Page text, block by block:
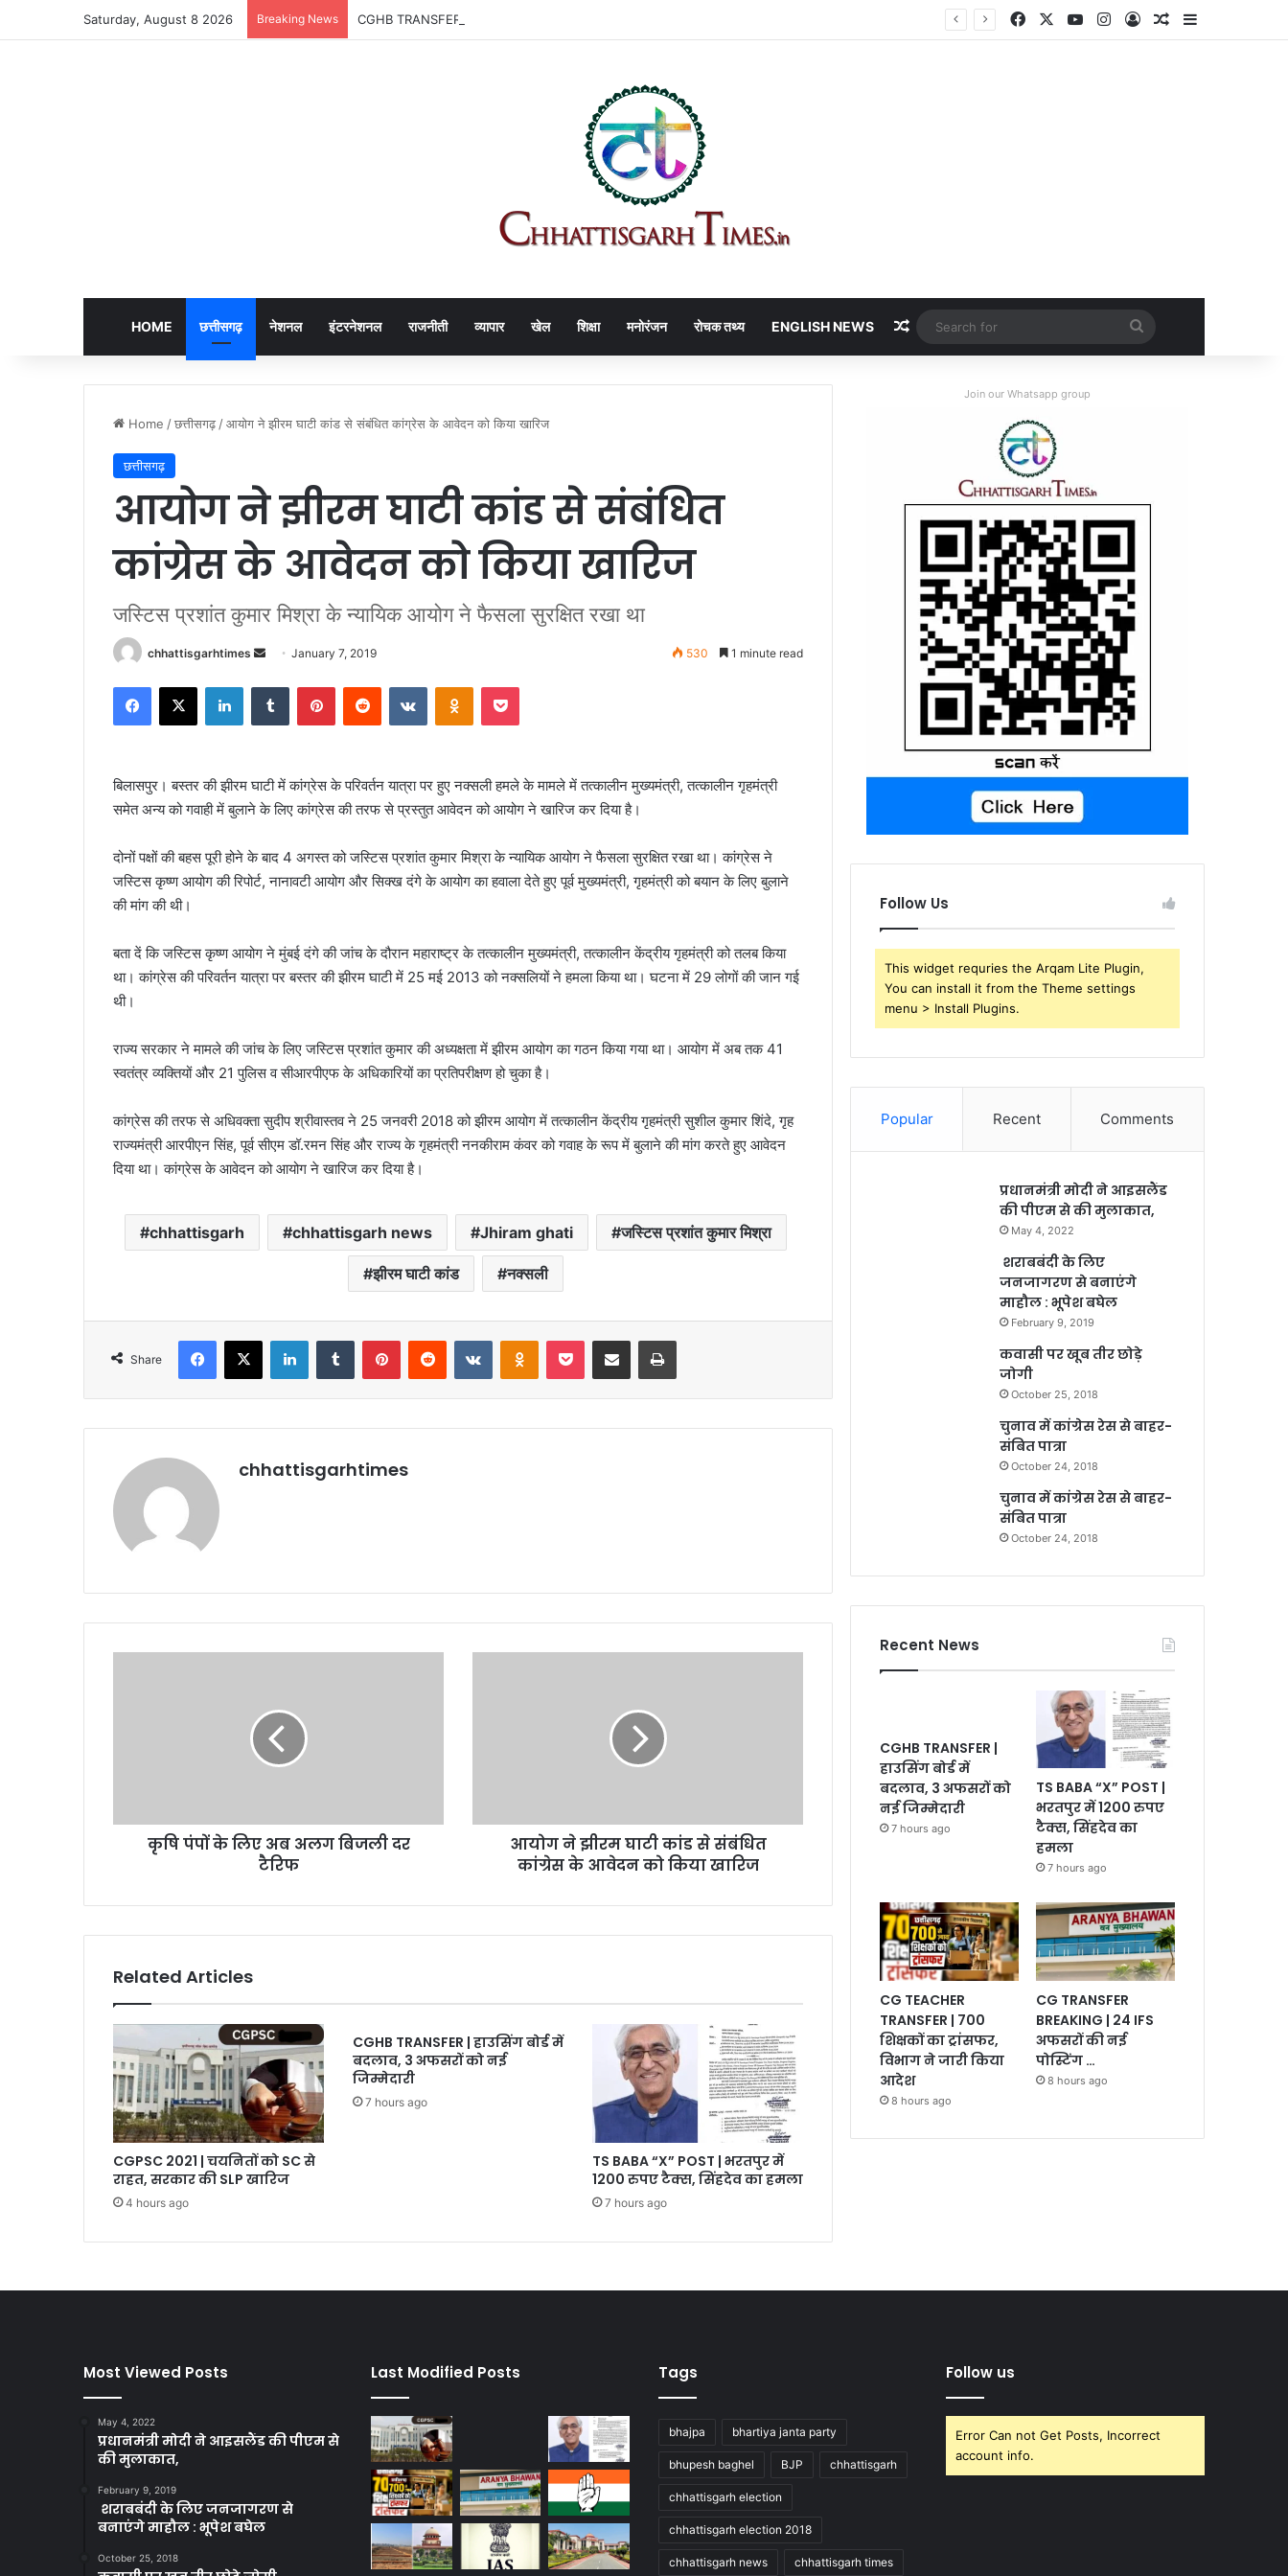
Saturday, August 8 2026 Breaking News CGHB TRANSFER | हाउसिंग बोर्ड में बदलाव, 3 अफसरों को नई जिम्मेदारी FacebookYouTubeInstagram
Log InRandom Article
Sidebar
HOME छत्तीसगढ़ नेशनल इंटरनेशनल राजनीती व्यापार खेल शिक्षा मनोरंजन रोचक तथ्य ENGLISH NEWS Random Article
for
Home /छत्तीसगढ़ /आयोग ने झीरम घाटी कांड से संबंधित कांग्रेस के आवेदन को किया खारिज
छत्तीसगढ़
आयोग ने झीरम घाटी कांड से संबंधित
कांग्रेस के आवेदन को किया खारिज
जस्टिस प्रशांत कुमार मिश्रा के न्यायिक आयोग ने फैसला सुरक्षित रखा था
chhattisgarhtimes
Send
email
January 7, 2019 530 1 minute read
Facebook
X LinkedInTumblr PinterestReddit VKontakteOdnoklassniki
Pocket
बिलासपुर। बस्तर की झीरम घाटी में कांग्रेस के परिवर्तन यात्रा पर हुए नक्सली हमले के मामले में तत्कालीन मुख्यमंत्री, तत्कालीन गृहमंत्री
समेत अन्य को गवाही में बुलाने के लिए कांग्रेस की तरफ से प्रस्तुत आवेदन को आयोग ने खारिज कर दिया है।
दोनों पक्षों की बहस पूरी होने के बाद 4 अगस्त को जस्टिस प्रशांत कुमार मिश्रा के न्यायिक आयोग ने फैसला सुरक्षित रखा था। कांग्रेस ने
जस्टिस कृष्ण आयोग की रिपोर्ट, नानावटी आयोग और सिक्ख दंगे के आयोग का हवाला देते हुए पूर्व मुख्यमंत्री, गृहमंत्री को बयान के लिए बुलाने
की मांग की थी।
बता दें कि जस्टिस कृष्ण आयोग ने मुंबई दंगे की जांच के दौरान महाराष्ट्र के तत्कालीन मुख्यमंत्री, तत्कालीन केंद्रीय गृहमंत्री को तलब किया
था। कांग्रेस की परिवर्तन यात्रा पर बस्तर की झीरम घाटी में 25 मई 2013 को नक्सलियों ने हमला किया था। घटना में 29 लोगों की जान गई
थी।
राज्य सरकार ने मामले की जांच के लिए जस्टिस प्रशांत कुमार की अध्यक्षता में झीरम आयोग का गठन किया गया था। आयोग में अब तक 41
स्वतंत्र व्यक्तियों और 21 पुलिस व सीआरपीएफ के अधिकारियों का प्रतिपरीक्षण हो चुका है।
कांग्रेस की तरफ से अधिवक्ता सुदीप श्रीवास्तव ने 25 जनवरी 2018 को झीरम आयोग में तत्कालीन केंद्रीय गृहमंत्री सुशील कुमार शिंदे, गृह
राज्यमंत्री आरपीएन सिंह, पूर्व सीएम डॉ.रमन सिंह और राज्य के गृहमंत्री ननकीराम कंवर को गवाह के रूप में बुलाने की मांग करते हुए आवेदन
दिया था। कांग्रेस के आवेदन को आयोग ने खारिज कर दिया है।
chhattisgarh chhattisgarh news Jhiram ghati जस्टिस प्रशांत कुमार मिश्रा
झीरम घाटी कांड नक्सली
Share
Facebook
X LinkedInTumblr PinterestReddit VKontakteOdnoklassniki
Pocket Share via Email Print
chhattisgarhtimes
टैरिफ
कृषि पंपों के लिए अब अलग बिजली दर
टैरिफ
के
खारिज
आयोग ने झीरम घाटी कांड से संबंधित
कांग्रेस के आवेदन को किया खारिज
Related Articles
CGPSC 2021 | चयनितों को SC से
राहत, सरकार की SLP खारिज
4 hours ago
CGHB TRANSFER | हाउसिंग बोर्ड में
बदलाव, 3 अफसरों को नई
जिम्मेदारी
7 hours ago
TS BABA “X” POST | भरतपुर में
1200 रुपए टैक्स, सिंहदेव का हमला
7 hours ago
Join our Whatsapp group
Follow Us
This widget requries the Arqam Lite Plugin,
You can install it from the Theme settings
menu > Install Plugins.
Popular Recent Comments
प्रधानमंत्री मोदी ने आइसलैंड
की पीएम से की मुलाकात,
May 4, 2022
शराबबंदी के लिए
जनजागरण से बनाएंगे
माहौल : भूपेश बघेल
February 9, 2019
कवासी पर खूब तीर छोड़े
जोगी
October 25, 2018
चुनाव में कांग्रेस रेस से बाहर-
संबित पात्रा
October 24, 2018
चुनाव में कांग्रेस रेस से बाहर-
संबित पात्रा
October 24, 2018
Recent News
CGHB TRANSFER |
हाउसिंग बोर्ड में
बदलाव, 3 अफसरों को
नई जिम्मेदारी
7 hours ago
TS BABA “X” POST |
भरतपुर में 1200 रुपए
टैक्स, सिंहदेव का
हमला
7 hours ago
CG TEACHER
TRANSFER | 700
शिक्षकों का ट्रांसफर,
विभाग ने जारी किया
आदेश
8 hours ago
CG TRANSFER
BREAKING | 24 IFS
अफसरों की नई
पोस्टिंग …
8 hours ago
Most Viewed Posts
May 4, 2022
प्रधानमंत्री मोदी ने आइसलैंड की पीएम से
की मुलाकात,
February 9, 2019
शराबबंदी के लिए जनजागरण से
बनाएंगे माहौल : भूपेश बघेल
October 25, 2018
Last Modified Posts Tags
bhajpa bhartiya janta party
bhupesh baghel BJP chhattisgarh
chhattisgarh election
chhattisgarh election 2018
chhattisgarh news chhattisgarh times
Follow us
Error Can not Get Posts, Incorrect
account info.